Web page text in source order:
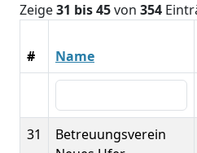
Zeige31 bis 45von 354
# Name
31
Betreuungsverein